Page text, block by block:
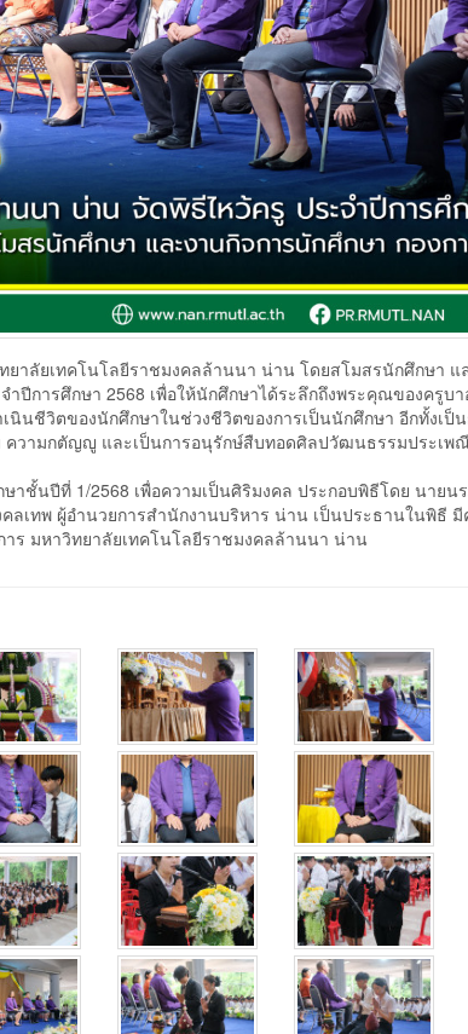
าลัยเทคโนโลยีราชมงคลล้านนา น่าน โดยสโมสรนักศึกษา แ
ปีการศึกษา 2568 เพื่อให้นักศึกษาได้ระลึกถึงพระคุณของครูบ
นชีวิตของนักศึกษาในช่วงชีวิตของการเป็นนักศึกษา อีกทั้งเป็
ความกตัญญู และเป็นการอนุรักษ์สืบทอดศิลปวัฒนธรรมประเพ
นปีที่ 1/2568 เพื่อความเป็นศิริมงคล ประกอบพิธีโดย นายน
เทพ ผู้อำนวยการสำนักงานบริหาร น่าน เป็นประธานในพิธี
ร มหาวิทยาลัยเทคโนโลยีราชมงคลล้านนา น่าน